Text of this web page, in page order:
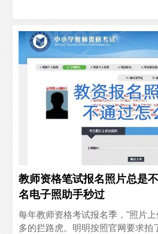
教师资格笔试报名照片总是
名电子照助手秒过
每年教师资格考试报名季，"照片
多的拦路虎。明明按照官网要求拍